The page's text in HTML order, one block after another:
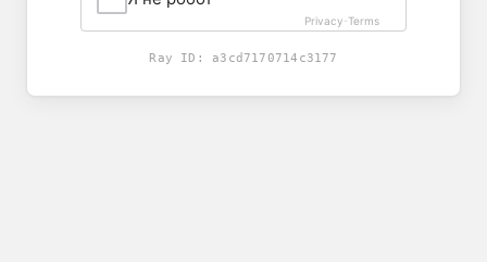
Privacy-Terms
Ray ID: a3cd7170714c3177